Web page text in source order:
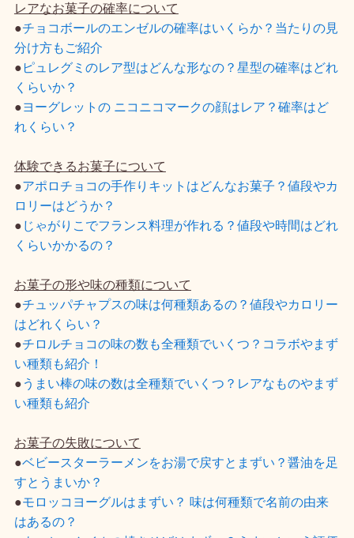
レアなお菓子の確率について
●チョコボールのエンゼルの確率はいくらか？当たりの見
分け方もご紹介
● ピュレグミのレア型はどんな形なの？星型の確率はどれ
くらいか？
●ヨーグレットの ニコニコマークの顔はレア？確率はど
れくらい？
体験できるお菓子について
●アポロチョコの手作りキットはどんなお菓子？値段やカ
ロリーはどうか？
● じゃがりこでフランス料理が作れる？値段や時間はどれ
くらいかかるの？
お菓子の形や味の種類について
●チュッパチャプスの味は何種類あるの？値段やカロリー
はどれくらい？
●チロルチョコの味の数も全種類でいくつ？コラボやまず
い種類も紹介！
● うまい棒の味の数は全種類でいくつ？レアなものやまず
い種類も紹介
お菓子の失敗について
●ベビースターラーメンをお湯で戻すとまずい？醤油を足
すとうまいか？
●モロッコヨーグルはまずい？ 味は何種類で名前の由来
はあるの？